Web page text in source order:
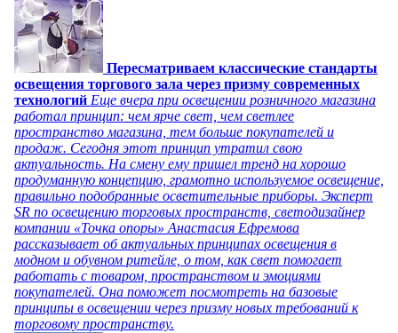
Пересматриваем классические стандарты
освещения торгового зала через призму современных
технологий Еще вчера при освещении розничного магазина
работал принцип: чем ярче свет, чем светлее
пространство магазина, тем больше покупателей и
продаж. Сегодня этот принцип утратил свою
актуальность. На смену ему пришел тренд на хорошо
продуманную концепцию, грамотно используемое освещение,
правильно подобранные осветительные приборы. Эксперт
SR по освещению торговых пространств, светодизайнер
компании «Точка опоры» Анастасия Ефремова
рассказывает об актуальных принципах освещения в
модном и обувном ритейле, о том, как свет помогает
работать с товаром, пространством и эмоциями
покупателей. Она поможет посмотреть на базовые
принципы в освещении через призму новых требований к
торговому пространству.